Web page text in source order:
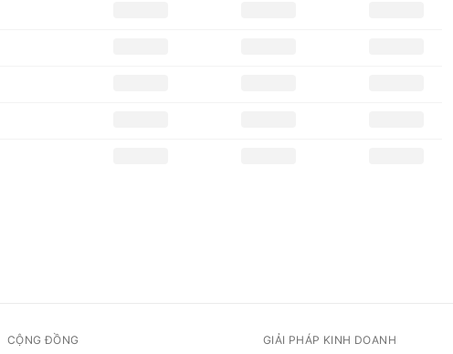
CỘNG ĐỒNG GIẢI PHÁP KINH DOANH